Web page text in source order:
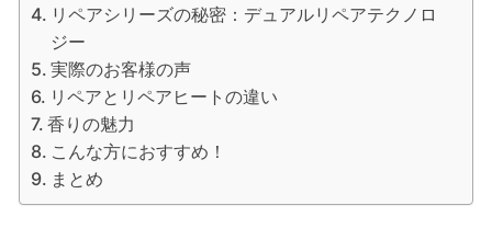
リペアシリーズの秘密：デュアルリペアテクノロ
ジー
実際のお客様の声
リペアとリペアヒートの違い
香りの魅力
こんな方におすすめ！
まとめ